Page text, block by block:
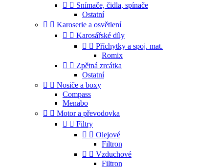
  Snímače, čidla, spínače
Ostatní
  Karoserie a osvětlení
  Karosářské díly
  Příchytky a spoj. mat.
Romix
  Zpětná zrcátka
Ostatní
  Nosiče a boxy
Compass
Menabo
  Motor a převodovka
  Filtry
  Olejové
Filtron
  Vzduchové
Filtron